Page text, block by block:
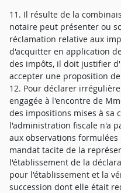
11. Il résulte de la
notaire peut présenter ou
réclamation relative aux
d'acquitter en application
des impôts, il doit justifier
accepter une proposition
12. Pour déclarer
engagée à l'encontre de
des impositions mises à sa
l'administration fiscale n'a
aux observations
mandat tacite de la
l'établissement de la
pour l'établissement et la
succession dont elle était